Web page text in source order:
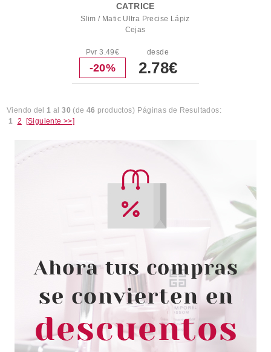
CATRICE
Slim / Matic Ultra Precise Lápiz
Cejas
Pvr 3.49€
-20%
desde
2.78€
Viendo del1 al30 (de 46 productos) Páginas de Resultados:
1 2 [Siguiente >>]